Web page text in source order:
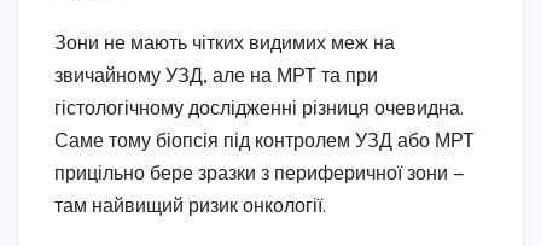
Зони не мають чітких видимих меж на
звичайному УЗД, але на МРТ та при
гістологічному дослідженні різниця очевидна.
Саме тому біопсія під контролем УЗД або МРТ
прицільно бере зразки з периферичної зони —
там найвищий ризик онкології.